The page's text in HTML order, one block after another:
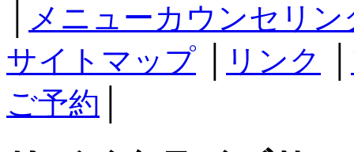
メニューカウンセリン
サイトマップ
リンク
ご予約